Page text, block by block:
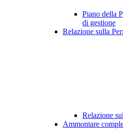
Piano della
di gestione
Relazione sulla
Relazione
Ammontare